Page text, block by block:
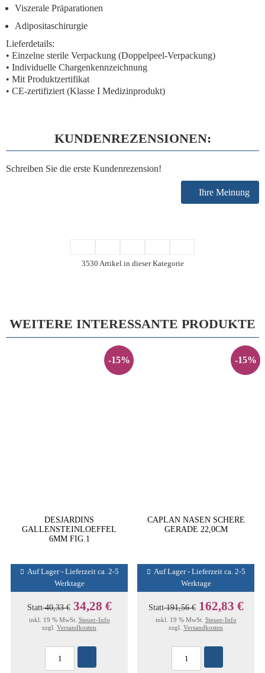
Viszerale Präparationen
Adipositaschirurgie
Lieferdetails:
• Einzelne sterile Verpackung (Doppelpeel-Verpackung)
• Individuelle Chargenkennzeichnung
• Mit Produktzertifikat
• CE-zertifiziert (Klasse I Medizinprodukt)
KUNDENREZENSIONEN:
Schreiben Sie die erste Kundenrezension!
Ihre Meinung
3530 Artikel in dieser Kategorie
WEITERE INTERESSANTE PRODUKTE
-15%
DESJARDINS
GALLENSTEINLOEFFEL
6MM FIG.1
Auf Lager - Lieferzeit ca. 2-5
Werktage
Statt40,33 € 34,28 €
inkl. 19 % MwSt. Steuer-Info
zzgl. Versandkosten
-15%
CAPLAN NASEN SCHERE
GERADE 22,0CM
Auf Lager - Lieferzeit ca. 2-5
Werktage
Statt191,56 € 162,83 €
inkl. 19 % MwSt. Steuer-Info
zzgl. Versandkosten